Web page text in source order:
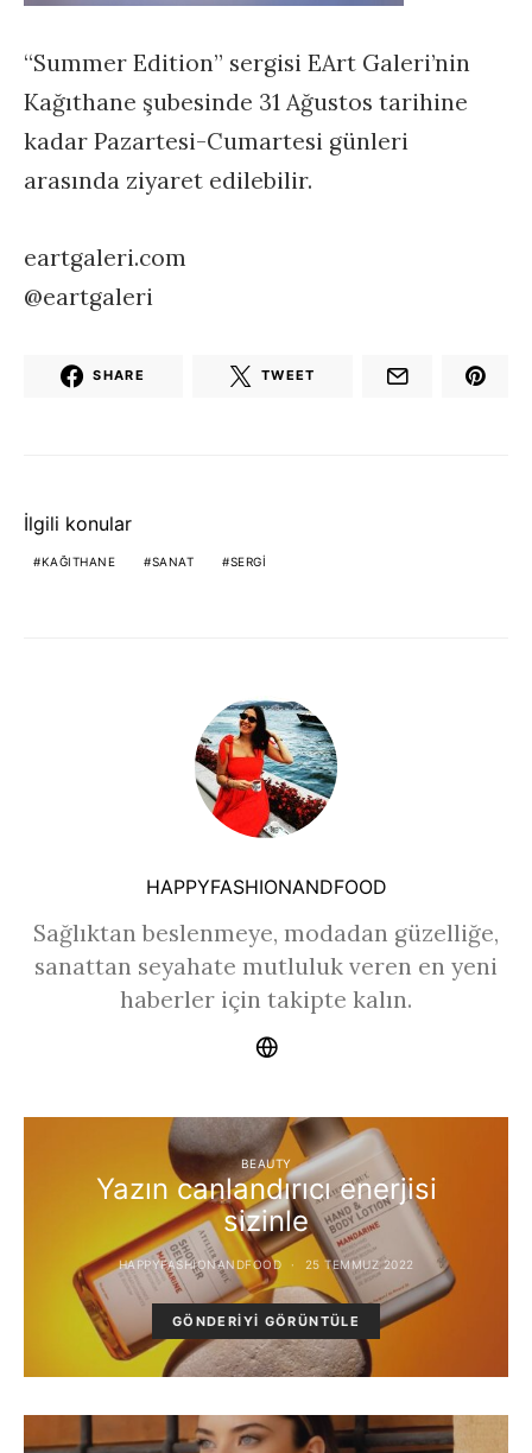
“Summer Edition” sergisi EArt Galeri’nin
Kağıthane şubesinde 31 Ağustos tarihine
kadar Pazartesi-Cumartesi günleri
arasında ziyaret edilebilir.
eartgaleri.com
@eartgaleri
SHARE TWEET
İlgili konular
KAĞITHANE SANAT SERGI
HAPPYFASHIONANDFOOD
Sağlıktan beslenmeye, modadan güzelliğe,
sanattan seyahate mutluluk veren en yeni
haberler için takipte kalın.
BEAUTY
Yazın canlandırıcı enerjisi
sizinle
HAPPYFASHIONANDFOOD 25 TEMMUZ 2022
GÖNDERIYI GÖRÜNTÜLE